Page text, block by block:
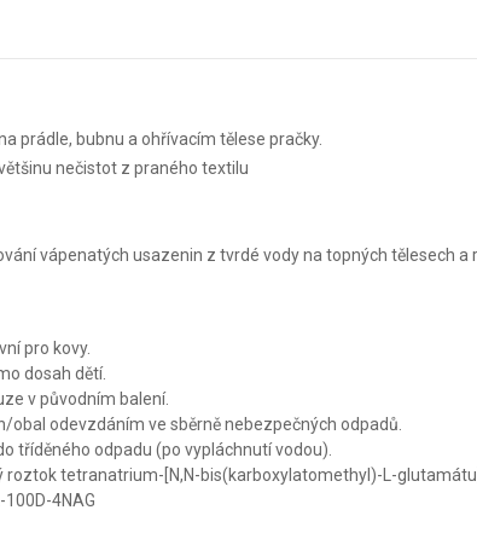
prádle, bubnu a ohřívacím tělese pračky.
nečistot z praného textilu
vápenatých usazenin z tvrdé vody na topných tělesech
pro kovy.
dosah dětí.
v původním balení.
obal odevzdáním ve sběrně nebezpečných odpadů.
tříděného odpadu (po vypláchnutí vodou).
roztok tetranatrium-[N,N-bis(karboxylatomethyl)-L-glutamátu]
100D-4NAG